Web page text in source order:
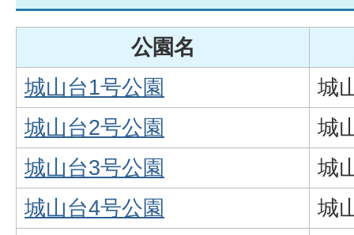
公園名
城山台1号公園
城
城山台2号公園
城
城山台3号公園
城
城山台4号公園
城